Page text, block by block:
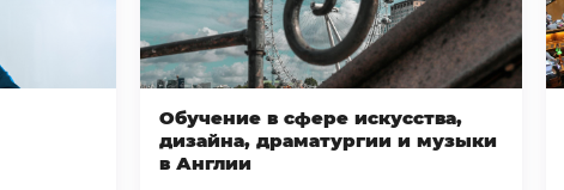
Обучение в сфере искусства,
дизайна, драматургии и музыки
в Англии